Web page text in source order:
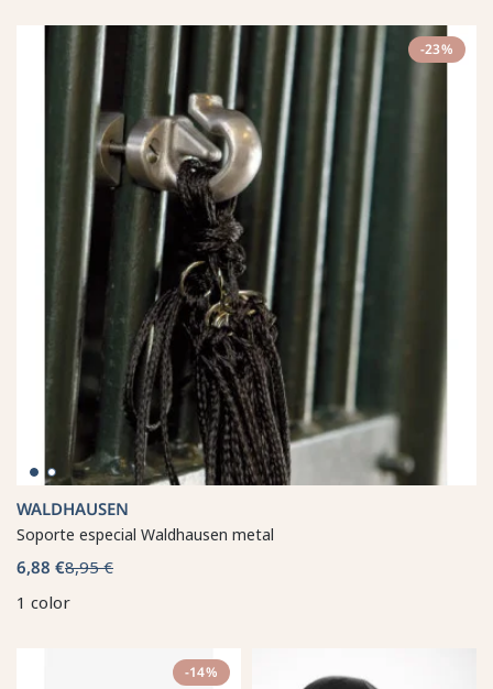
-23%
WALDHAUSEN
Soporte especial Waldhausen metal
6,88 €8,95 €
1 color
-14%